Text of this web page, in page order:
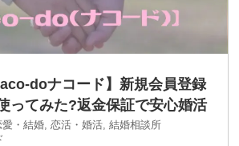
doナコード】新規会員登録
ってみた?返金保証で安心婚活
愛・結婚 恋活・婚活 結婚相談所